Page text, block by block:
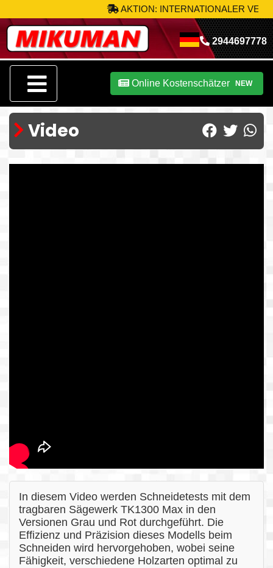
AKTION: INTERNATIONALER
2944697778
Online Kostenschätzer NEW
Video
In diesem Video werden Schneidetests mit dem
tragbaren Sägewerk TK1300 Max in den
Versionen Grau und Rot durchgeführt. Die
Effizienz und Präzision dieses Modells beim
Schneiden wird hervorgehoben, wobei seine
Fähigkeit, verschiedene Holzarten optimal zu